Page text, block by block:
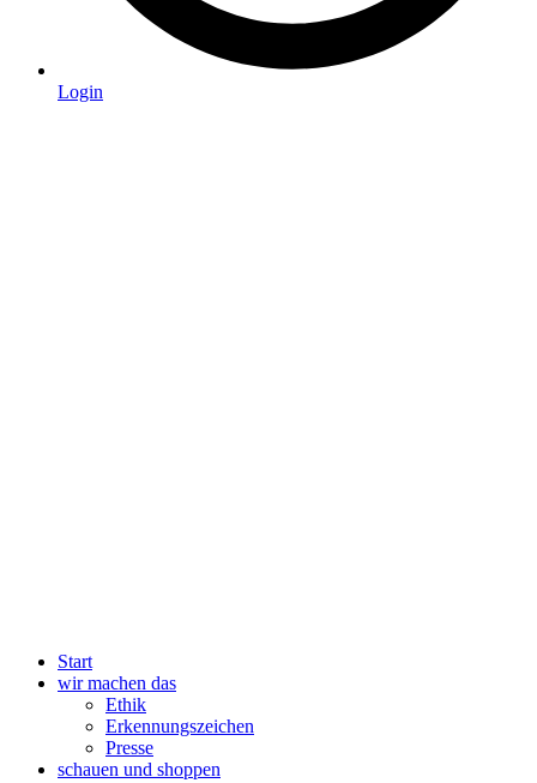
Login
Start
wir machen das
Ethik
Erkennungszeichen
Presse
schauen und shoppen